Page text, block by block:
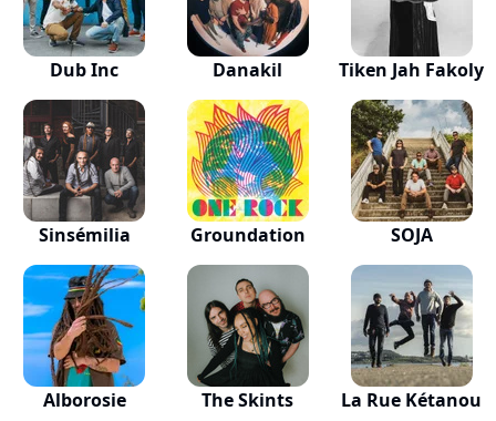
Dub Inc Danakil Tiken Jah Fakoly
Sinsémilia Groundation SOJA
Alborosie The Skints La Rue Kétanou